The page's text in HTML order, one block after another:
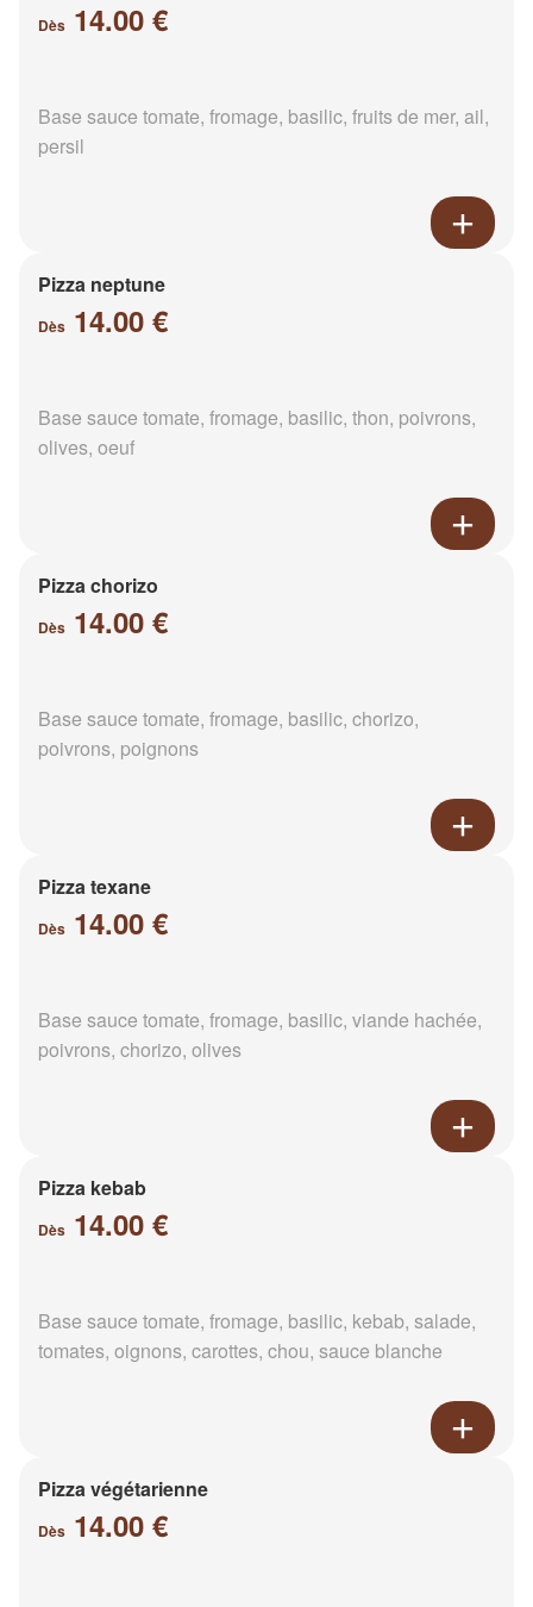
Dès 14.00 €
Base sauce tomate, fromage, basilic, fruits de mer, ail,
persil
Pizza neptune
Dès 14.00 €
Base sauce tomate, fromage, basilic, thon, poivrons,
olives, oeuf
Pizza chorizo
Dès 14.00 €
Base sauce tomate, fromage, basilic, chorizo,
poivrons, poignons
Pizza texane
Dès 14.00 €
Base sauce tomate, fromage, basilic, viande hachée,
poivrons, chorizo, olives
Pizza kebab
Dès 14.00 €
Base sauce tomate, fromage, basilic, kebab, salade,
tomates, oignons, carottes, chou, sauce blanche
Pizza végétarienne
Dès 14.00 €